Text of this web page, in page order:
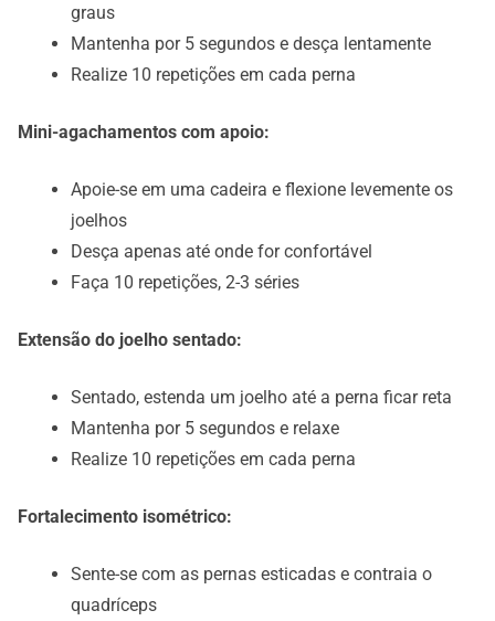
graus
Mantenha por 5 segundos e desça lentamente
Realize 10 repetições em cada perna
Mini-agachamentos com apoio:
Apoie-se em uma cadeira e flexione levemente os
joelhos
Desça apenas até onde for confortável
Faça 10 repetições, 2-3 séries
Extensão do joelho sentado:
Sentado, estenda um joelho até a perna ficar reta
Mantenha por 5 segundos e relaxe
Realize 10 repetições em cada perna
Fortalecimento isométrico:
Sente-se com as pernas esticadas e contraia o
quadríceps